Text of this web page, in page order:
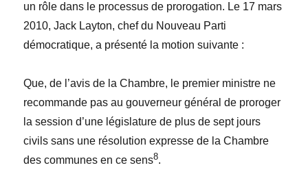
un rôle dans le processus de prorogation. Le 17 mars
2010, Jack Layton, chef du Nouveau Parti
démocratique, a présenté la motion suivante :
Que, de l’avis de la Chambre, le premier ministre ne
recommande pas au gouverneur général de proroger
la session d’une législature de plus de sept jours
civils sans une résolution expresse de la Chambre
des communes en ce sens8.